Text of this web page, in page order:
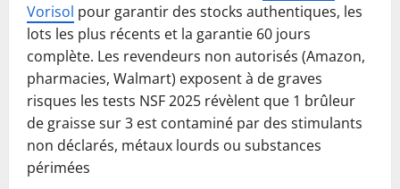
Vorisol pour garantir des stocks authentiques, les
lots les plus récents et la garantie 60 jours
complète. Les revendeurs non autorisés (Amazon,
pharmacies, Walmart) exposent à de graves
risques les tests NSF 2025 révèlent que 1 brûleur
de graisse sur 3 est contaminé par des stimulants
non déclarés, métaux lourds ou substances
périmées